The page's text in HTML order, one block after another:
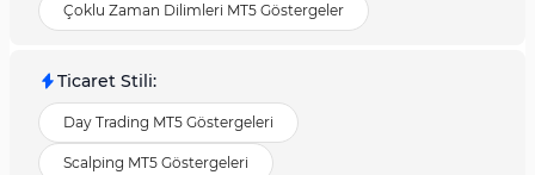
Çoklu Zaman Dilimleri MT5 Göstergeler
Ticaret Stili:
Day Trading MT5 Göstergeleri
Scalping MT5 Göstergeleri